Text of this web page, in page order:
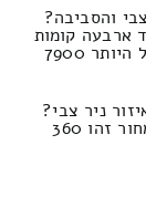
והסביבה?
ארבעה קומות
בבניין בתי עסק המחיר הינו מינימום 5400 ולכל היותר 7900
ניר צבי?
המחיר הינו לכמה וכמה 490 אריזות קרטון התמחור זהו 360